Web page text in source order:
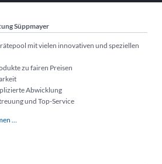
Süppmayer
mit vielen innovativen und speziellen
zu fairen Preisen
Abwicklung
und Top-Service
…